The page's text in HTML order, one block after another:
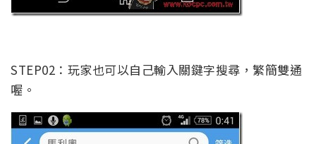
STEP02：玩家也可以自己輸入關鍵字搜尋，繁簡雙通
喔。